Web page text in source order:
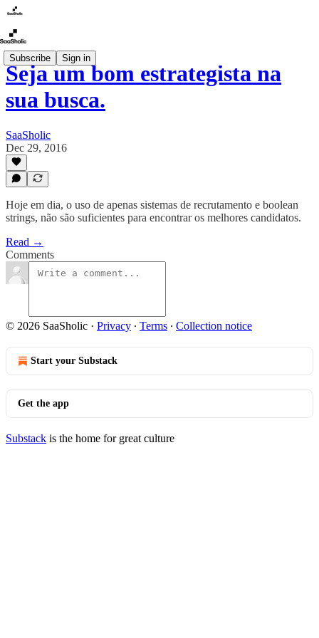
Subscribe Sign in
Seja um bom estrategista na
sua busca.
SaaSholic
Dec 29, 2016
Hoje em dia, o uso de apenas sistemas de recrutamento e boolean
strings, não são suficientes para encontrar os melhores candidatos.
Read →
Comments
© 2026 SaaSholic · Privacy ∙ Terms ∙ Collection notice
Start your Substack
Get the app
Substack is the home for great culture